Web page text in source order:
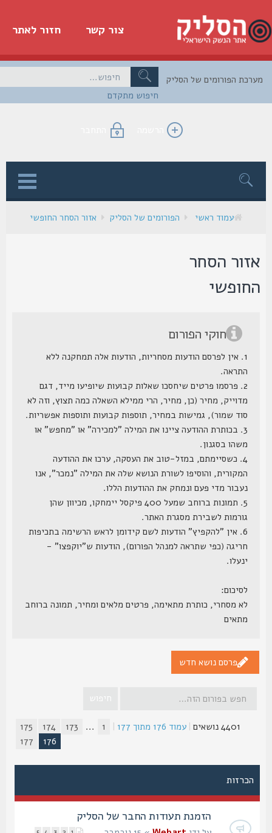
חזור לאתר צור קשר
חיפוש מתקדם
הפורומים של הסליק
הרשמה התחבר
עמוד ראשי הפורומים של הסליק אזור הסחר החופשי
הסחר
חוקי הפורום
1. אין לפרסם הודעות מסחריות, הודעות אלה תמחקנה ללא
התראה.
2. פרסמו פרטים שיחסכו שאלות קבועות שיופיעו מייד, דגם
מדוייק, מחיר (כן, מחיר, הרי ממילא השאלה כמה תצוץ, וזה לא
סוד שמור), גמישות במחיר, תוספות קבועות ותוספות אפשריות.
3. בכותרת ההודעה ציינו את המילה "למכירה" או "מחפש" או
משהו בסגנון.
4. כשסיימתם, במזל-טוב את העסקה, ערכו את ההודעה
המקורית, והוסיפו לשורת הנושא שלה את המילה "נמכר", אנו
נעבור מדי פעם ונמחק את ההודעות הללו.
5. תמונות ברוחב שמעל 400 פיקסל יימחקו, מכיוון שהן
גורמות לשבירת מסגרת האתר.
6. אין "להקפיץ" הודעות לשם קידומן לראש הרשימה בתכיפות
חריגה (כפי שתראה למנהל הפורום), הודעות ש"יוקפצו" -
ינעלו.
לסיכום:
לא מסחרי, כותרת מתאימה, פרטים מלאים ומחיר, תמונה ברוחב
מתאים
פרסם נושא חדש
|עמוד176מתוך177
|
1
...
173
174
175
177
הכרזות
הזמנת תעודות החבר של הסליק